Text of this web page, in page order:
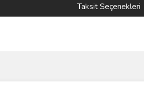
Taksit Seçenekleri